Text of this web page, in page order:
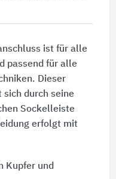
ist für alle
passend für alle
Dieser
sich durch seine
Sockelleiste
erfolgt mit
Kupfer und